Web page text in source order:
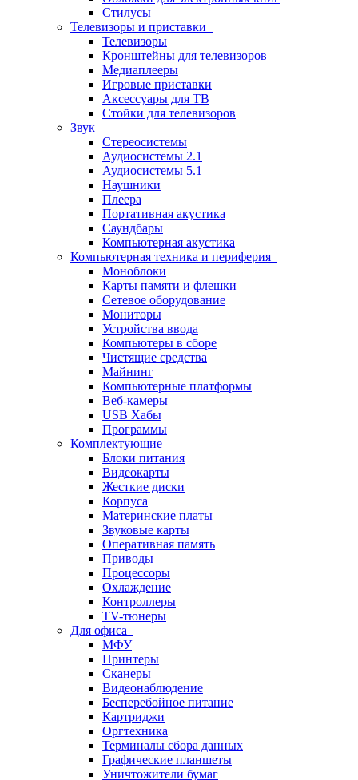
Стилусы
Телевизоры и приставки
Телевизоры
Кронштейны для телевизоров
Медиаплееры
Игровые приставки
Аксессуары для ТВ
Стойки для телевизоров
Звук
Стереосистемы
Аудиосистемы 2.1
Аудиосистемы 5.1
Наушники
Плеера
Портативная акустика
Саундбары
Компьютерная акустика
Компьютерная техника и периферия
Моноблоки
Карты памяти и флешки
Сетевое оборудование
Мониторы
Устройства ввода
Компьютеры в сборе
Чистящие средства
Майнинг
Компьютерные платформы
Веб-камеры
USB Хабы
Программы
Комплектующие
Блоки питания
Видеокарты
Жесткие диски
Корпуса
Материнские платы
Звуковые карты
Оперативная память
Приводы
Процессоры
Охлаждение
Контроллеры
TV-тюнеры
Для офиса
МФУ
Принтеры
Сканеры
Видеонаблюдение
Бесперебойное питание
Картриджи
Оргтехника
Терминалы сбора данных
Графические планшеты
Уничтожители бумаг